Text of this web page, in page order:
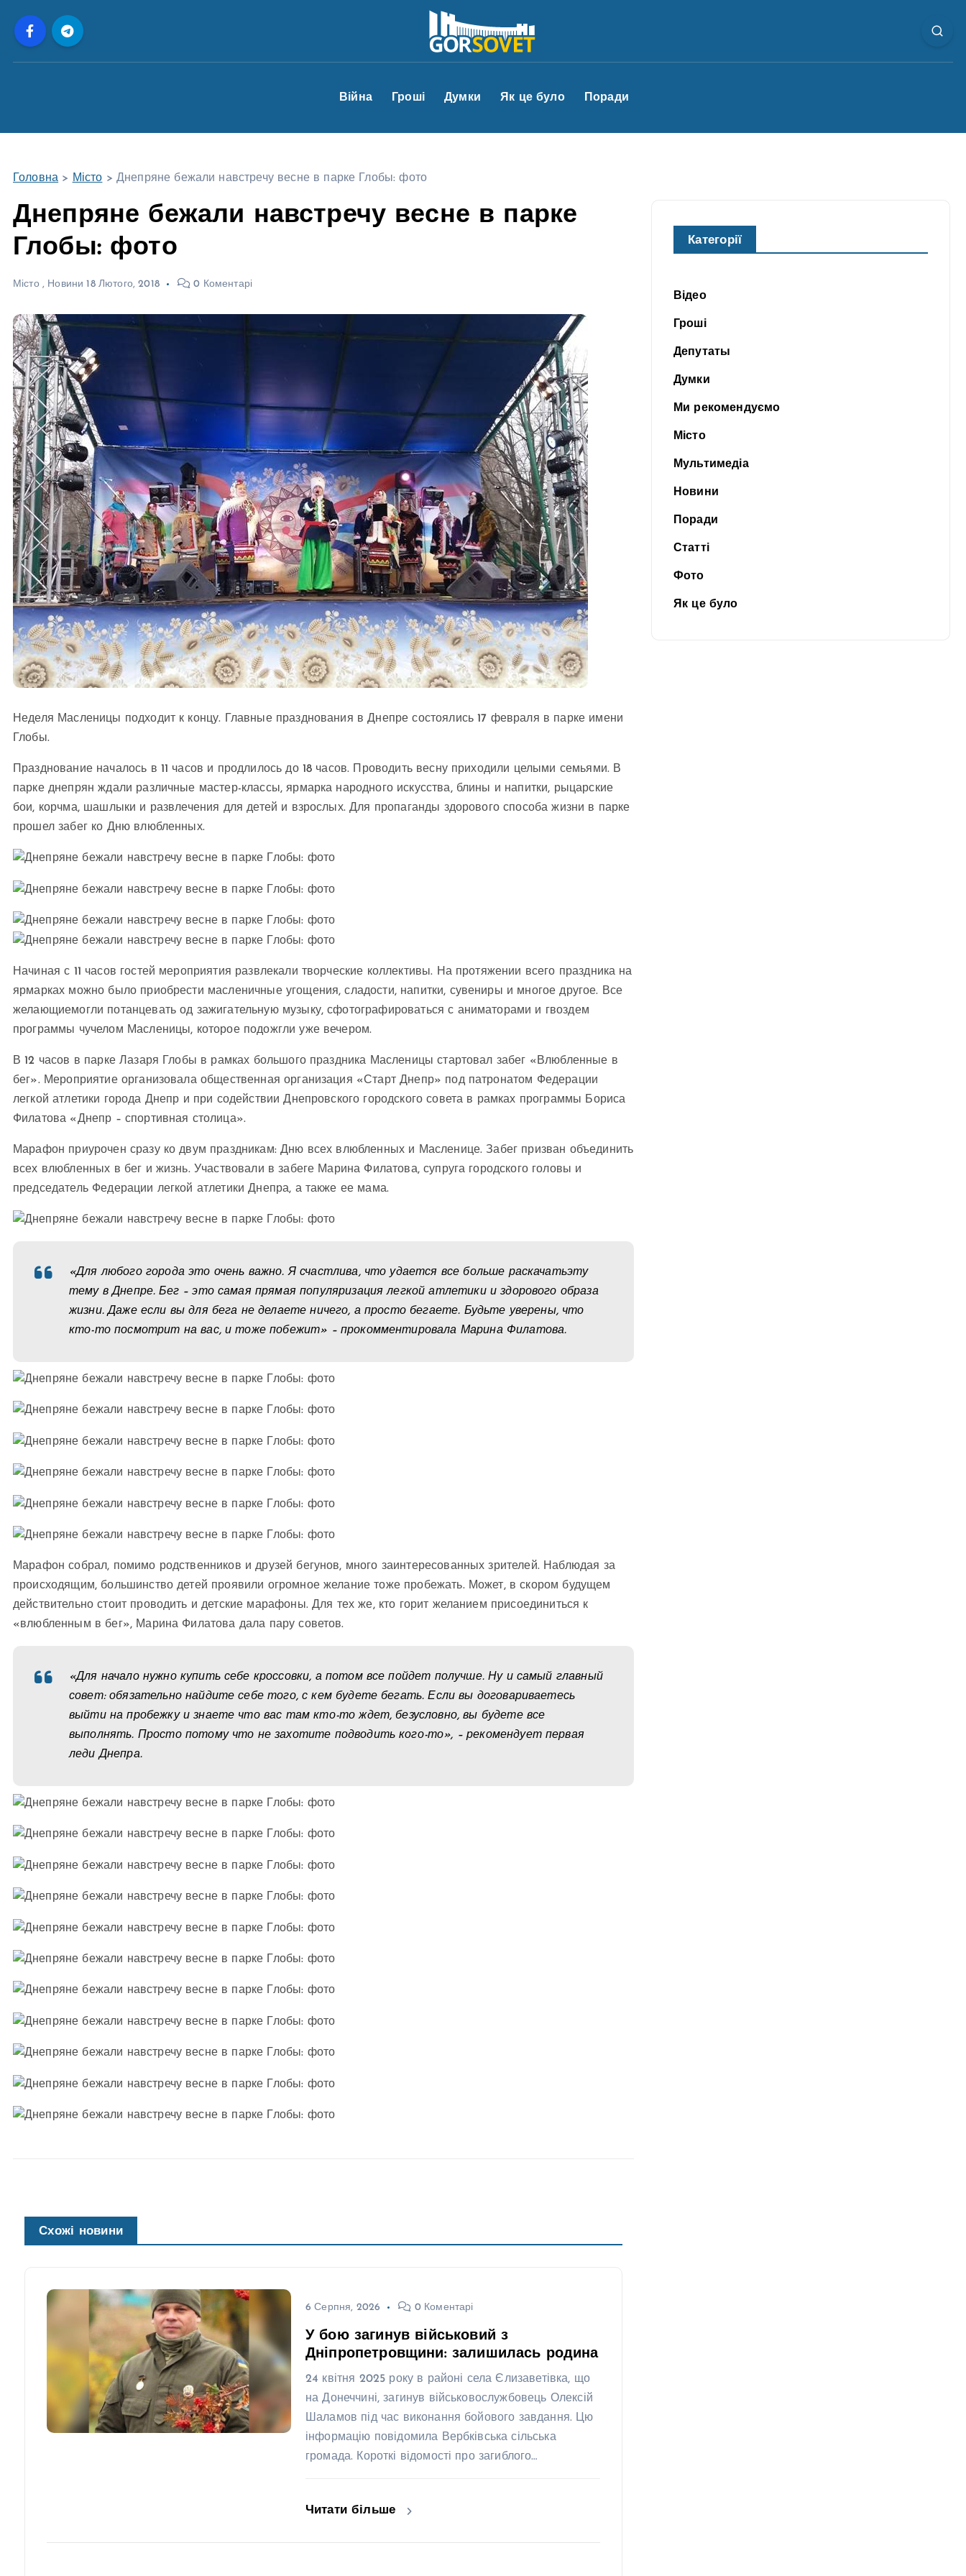
Війна Гроші Думки Як це було Поради
Головна > Місто > Днепряне бежали навстречу весне в парке Глобы: фото
Днепряне бежали навстречу весне в парке
Глобы: фото
Місто, Новини 18 Лютого, 2018 0 Коментарі
Неделя Масленицы подходит к концу. Главные празднования в Днепре состоялись 17 февраля в парке имени
Глобы.
Празднование началось в 11 часов и продлилось до 18 часов. Проводить весну приходили целыми семьями. В
парке днепрян ждали различные мастер-классы, ярмарка народного искусства, блины и напитки, рыцарские
бои, корчма, шашлыки и развлечения для детей и взрослых. Для пропаганды здорового способа жизни в парке
прошел забег ко Дню влюбленных.
Начиная с 11 часов гостей мероприятия развлекали творческие коллективы. На протяжении всего праздника на
ярмарках можно было приобрести масленичные угощения, сладости, напитки, сувениры и многое другое. Все
желающиемогли потанцевать од зажигательную музыку, сфотографироваться с аниматорами и гвоздем
программы чучелом Масленицы, которое подожгли уже вечером.
В 12 часов в парке Лазаря Глобы в рамках большого праздника Масленицы стартовал забег «Влюбленные в
бег». Мероприятие организовала общественная организация «Старт Днепр» под патронатом Федерации
легкой атлетики города Днепр и при содействии Днепровского городского совета в рамках программы Бориса
Филатова «Днепр – спортивная столица».
Марафон приурочен сразу ко двум праздникам: Дню всех влюбленных и Масленице. Забег призван объединить
всех влюбленных в бег и жизнь. Участвовали в забеге Марина Филатова, супруга городского головы и
председатель Федерации легкой атлетики Днепра, а также ее мама.
«Для любого города это очень важно. Я счастлива, что удается все больше раскачатьэту
тему в Днепре. Бег – это самая прямая популяризация легкой атлетики и здорового образа
жизни. Даже если вы для бега не делаете ничего, а просто бегаете. Будьте уверены, что
кто-то посмотрит на вас, и тоже побежит» – прокомментировала Марина Филатова.
Марафон собрал, помимо родственников и друзей бегунов, много заинтересованных зрителей. Наблюдая за
происходящим, большинство детей проявили огромное желание тоже пробежать. Может, в скором будущем
действительно стоит проводить и детские марафоны. Для тех же, кто горит желанием присоединиться к
«влюбленным в бег», Марина Филатова дала пару советов.
«Для начало нужно купить себе кроссовки, а потом все пойдет получше. Ну и самый главный
совет: обязательно найдите себе того, с кем будете бегать. Если вы договариваетесь
выйти на пробежку и знаете что вас там кто-то ждет, безусловно, вы будете все
выполнять. Просто потому что не захотите подводить кого-то», – рекомендует первая
леди Днепра.
Схожі новини
6 Серпня, 2026 0 Коментарі
У бою загинув військовий з
Дніпропетровщини: залишилась родина
24 квітня 2025 року в районі села Єлизаветівка, що
на Донеччині, загинув військовослужбовець Олексій
Шаламов під час виконання бойового завдання. Цю
інформацію повідомила Вербківська сільська
громада. Короткі відомості про загиблого…
Читати більше
Категорії
Відео
Гроші
Депутаты
Думки
Ми рекомендуємо
Місто
Мультимедіа
Новини
Поради
Статті
Фото
Як це було